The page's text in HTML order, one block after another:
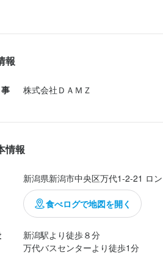
具合は少なめではあるものの、
美味しくて、心は満たされます。
ダが見た目からして美しい。
厚くてジューシー、そして柔らかい。
具合が絶妙で素敵。
と思うくらい美味しい。
ぶりの大きさ２つをいただきました。
チセット2,000円。安いと思います！
報
株式会社ＤＡＭＺ
情報
新潟県新潟市中央区万代1-2-21 ロ
食べログで地図を開く
新潟駅より徒歩８分
万代バスセンターより徒歩1分
求人を選
求人を選